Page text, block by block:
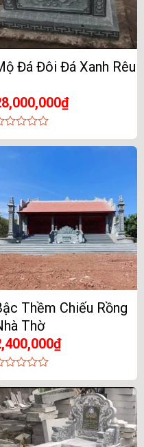
Đá Đôi Đá Xanh Rêu
₫
Thềm Chiếu Rồng
Thờ
₫